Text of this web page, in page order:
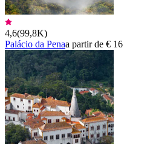
4,6(99,8K)
Palácio da Penaa partir de € 16